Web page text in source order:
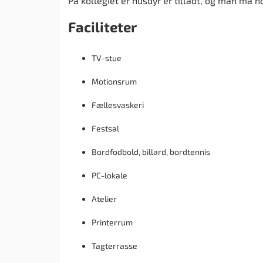
Faciliteter
TV-stue
Motionsrum
Fællesvaskeri
Festsal
Bordfodbold, billard, bordtennis
PC-lokale
Atelier
Printerrum
Tagterrasse